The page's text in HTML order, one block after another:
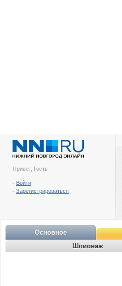
Привет, Гость !
- Войти
- Зарегистрироваться
Основное
Шпионаж